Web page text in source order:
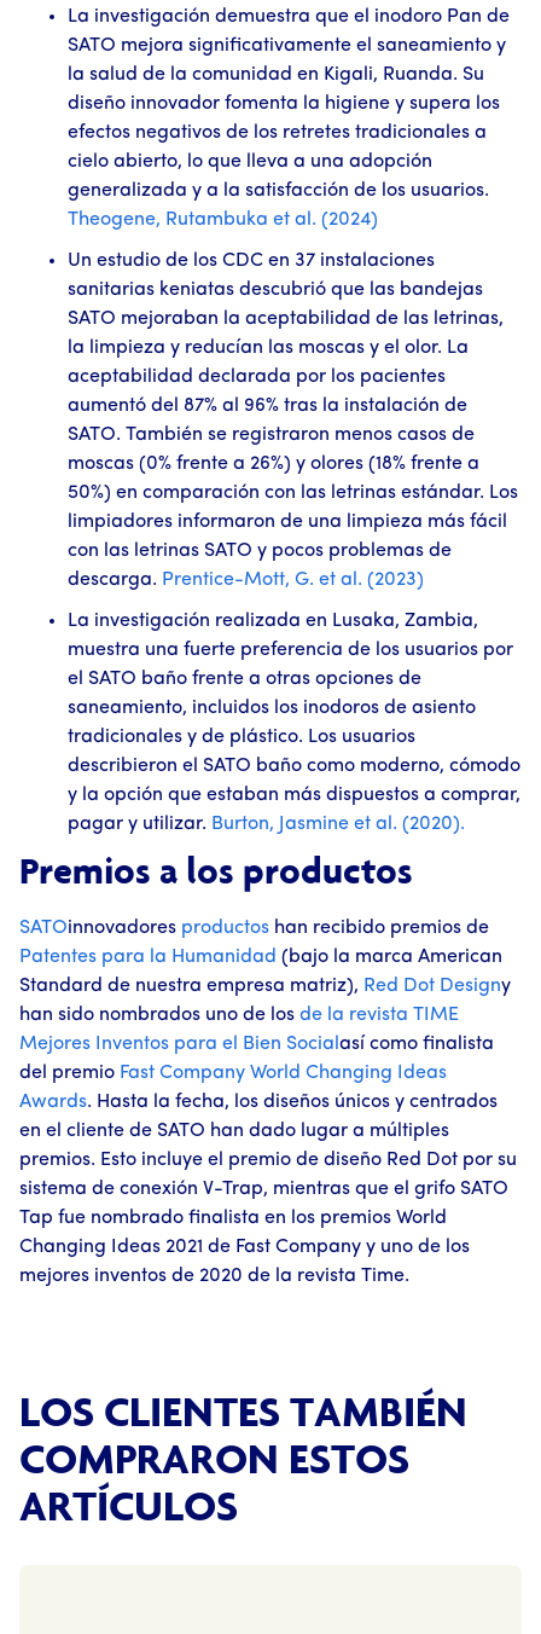
La investigación demuestra que el inodoro Pan de
SATO mejora significativamente el saneamiento y
la salud de la comunidad en Kigali, Ruanda. Su
diseño innovador fomenta la higiene y supera los
efectos negativos de los retretes tradicionales a
cielo abierto, lo que lleva a una adopción
generalizada y a la satisfacción de los usuarios.
Theogene, Rutambuka et al. (2024)
Un estudio de los CDC en 37 instalaciones
sanitarias keniatas descubrió que las bandejas
SATO mejoraban la aceptabilidad de las letrinas,
la limpieza y reducían las moscas y el olor. La
aceptabilidad declarada por los pacientes
aumentó del 87% al 96% tras la instalación de
SATO. También se registraron menos casos de
moscas (0% frente a 26%) y olores (18% frente a
50%) en comparación con las letrinas estándar. Los
limpiadores informaron de una limpieza más fácil
con las letrinas SATO y pocos problemas de
descarga. Prentice-Mott, G. et al. (2023)
La investigación realizada en Lusaka, Zambia,
muestra una fuerte preferencia de los usuarios por
el SATO baño frente a otras opciones de
saneamiento, incluidos los inodoros de asiento
tradicionales y de plástico. Los usuarios
describieron el SATO baño como moderno, cómodo
y la opción que estaban más dispuestos a comprar,
pagar y utilizar. Burton, Jasmine et al. (2020).
Premios a los productos
SATOinnovadores productos han recibido premios de
Patentes para la Humanidad (bajo la marca American
Standard de nuestra empresa matriz), Red Dot Designy
han sido nombrados uno de los de la revista TIME
Mejores Inventos para el Bien Social así como finalista
del premio Fast Company World Changing Ideas
Awards. Hasta la fecha, los diseños únicos y centrados
en el cliente de SATO han dado lugar a múltiples
premios. Esto incluye el premio de diseño Red Dot por su
sistema de conexión V-Trap, mientras que el grifo SATO
Tap fue nombrado finalista en los premios World
Changing Ideas 2021 de Fast Company y uno de los
mejores inventos de 2020 de la revista Time.
LOS CLIENTES TAMBIÉN
COMPRARON ESTOS
ARTÍCULOS